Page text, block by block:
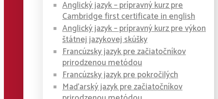
Anglický jazyk – prípravný kurz pre
Cambridge first certificate in english
Anglický jazyk – prípravný kurz pre výkon
štátnej jazykovej skúšky
Francúzsky jazyk pre začiatočníkov
prirodzenou metódou
Francúzsky jazyk pre pokročilých
Maďarský jazyk pre začiatočníkov